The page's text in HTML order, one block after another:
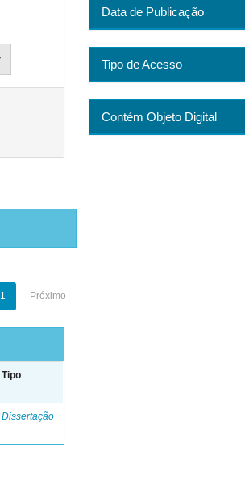
1 Próximo
Tipo
Dissertação
Data de Publicação
Tipo de Acesso
Contém Objeto Digital